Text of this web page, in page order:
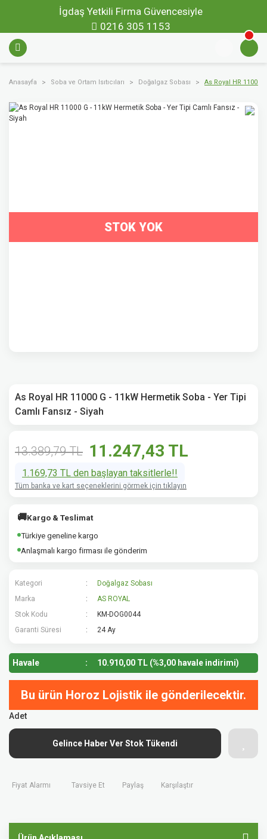
İgdaş Yetkili Firma Güvencesiyle
0216 305 1153
Anasayfa Soba ve Ortam Isıtıcıları Doğalgaz Sobası As Royal HR 11000
STOK YOK
As Royal HR 11000 G - 11kW Hermetik Soba - Yer Tipi
Camlı Fansız - Siyah
13.389,79 TL 11.247,43 TL
1.169,73 TL den başlayan taksitlerle!!
Tüm banka ve kart seçeneklerini görmek için tıklayın
🚚Kargo & Teslimat
Türkiye geneline kargo
Anlaşmalı kargo firması ile gönderim
Kategori
Doğalgaz Sobası
Marka
AS ROYAL
Stok Kodu
KM-DOG0044
Garanti Süresi
24 Ay
Havale 10.910,00 TL (%3,00 havale indirimi)
Bu ürün Horoz Lojistik ile gönderilecektir.
Adet
Gelince Haber Ver Stok Tükendi
Fiyat Alarmı Tavsiye Et Paylaş Karşılaştır